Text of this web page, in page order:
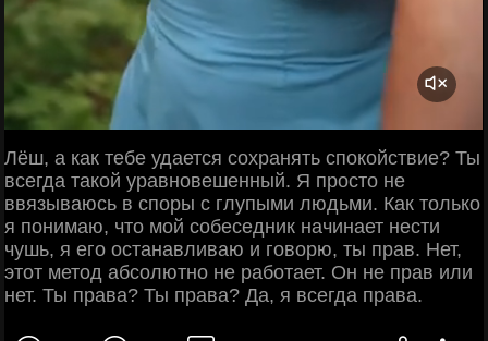
Лёш, а как тебе удается сохранять спокойствие? Ты
всегда такой уравновешенный. Я просто не
ввязываюсь в споры с глупыми людьми. Как только
я понимаю, что мой собеседник начинает нести
чушь, я его останавливаю и говорю, ты прав. Нет,
этот метод абсолютно не работает. Он не прав или
нет. Ты права? Ты права? Да, я всегда права.